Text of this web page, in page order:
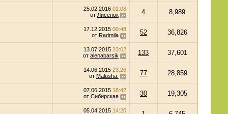
25.02.2016 01:08
от Лисёнок 4 8,989
17.12.2015 00:48
от Radmila 52 36,826
13.07.2015 23:02
от alenabarsik 133 37,601
14.06.2015 23:26
от Malusha. 77 28,859
07.06.2015 18:42
от Сибирская 30 19,305
05.04.2015 14:20